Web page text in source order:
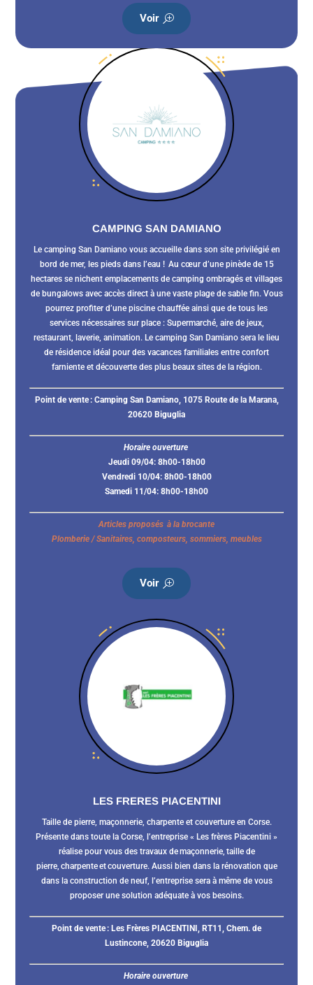
Voir
CAMPING SAN DAMIANO
Le camping San Damiano vous accueille dans son site privilégié en
bord de mer, les pieds dans l’eau ! Au cœur d’une pinède de 15
hectares se nichent emplacements de camping ombragés et villages
de bungalows avec accès direct à une vaste plage de sable fin. Vous
pourrez profiter d’une piscine chauffée ainsi que de tous les
services nécessaires sur place : Supermarché, aire de jeux,
restaurant, laverie, animation. Le camping San Damiano sera le lieu
de résidence idéal pour des vacances familiales entre confort
farniente et découverte des plus beaux sites de la région.
Point de vente : Camping San Damiano, 1075 Route de la Marana,
20620 Biguglia
Horaire ouverture
Jeudi 09/04: 8h00-18h00
Vendredi 10/04: 8h00-18h00
Samedi 11/04: 8h00-18h00
Articles proposés à la brocante
Plomberie / Sanitaires, composteurs, sommiers, meubles
Voir
LES FRERES PIACENTINI
Taille de pierre, maçonnerie, charpente et couverture en Corse.
Présente dans toute la Corse, l’entreprise « Les frères Piacentini »
réalise pour vous des travaux de maçonnerie, taille de
pierre, charpente et couverture. Aussi bien dans la rénovation que
dans la construction de neuf, l’entreprise sera à même de vous
proposer une solution adéquate à vos besoins.
Point de vente : Les Frères PIACENTINI, RT11, Chem. de
Lustincone, 20620 Biguglia
Horaire ouverture